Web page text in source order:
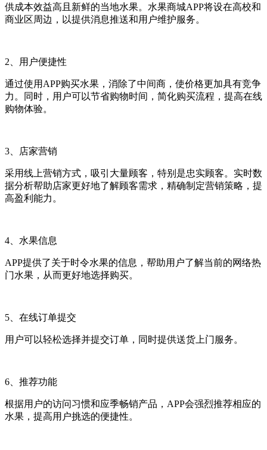
供成本效益高且新鲜的当地水果。水果商城APP将设在高校和
商业区周边，以提供消息推送和用户维护服务。
2、用户便捷性
通过使用APP购买水果，消除了中间商，使价格更加具有竞争
力。同时，用户可以节省购物时间，简化购买流程，提高在线
购物体验。
3、店家营销
采用线上营销方式，吸引大量顾客，特别是忠实顾客。实时数
据分析帮助店家更好地了解顾客需求，精确制定营销策略，提
高盈利能力。
4、水果信息
APP提供了关于时令水果的信息，帮助用户了解当前的网络热
门水果，从而更好地选择购买。
5、在线订单提交
用户可以轻松选择并提交订单，同时提供送货上门服务。
6、推荐功能
根据用户的访问习惯和应季畅销产品，APP会强烈推荐相应的
水果，提高用户挑选的便捷性。